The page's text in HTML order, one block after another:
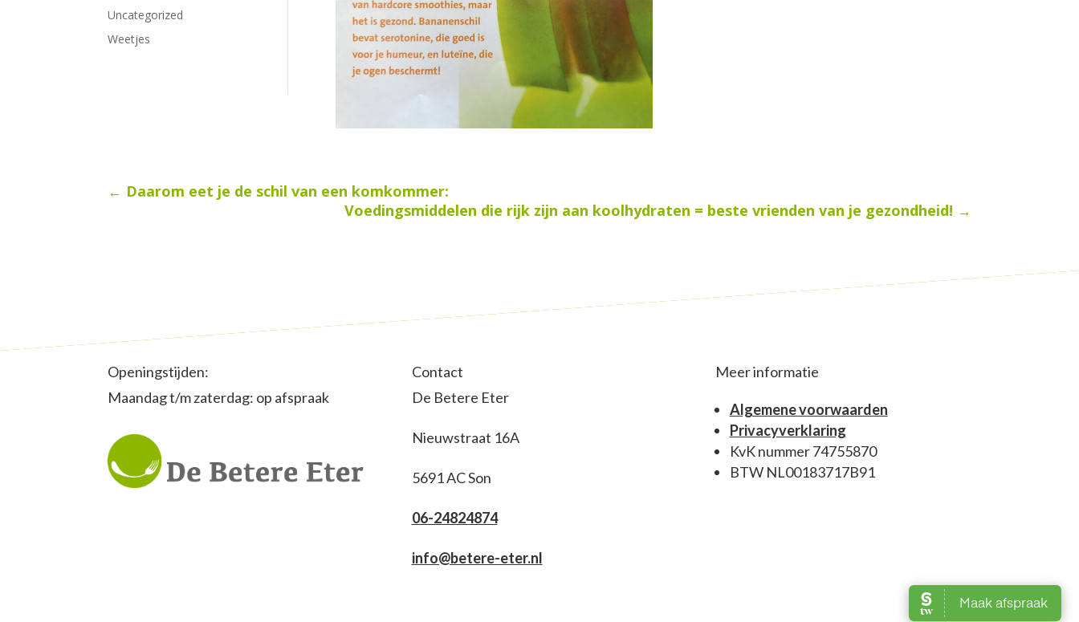
Uncategorized
Weetjes
← Daarom eet je de schil van een komkommer:
Voedingsmiddelen die rijk zijn aan koolhydraten = beste vrienden van je gezondheid! →
Openingstijden:
Maandag t/m zaterdag: op afspraak
Contact
De Betere Eter
Nieuwstraat 16A
5691 AC Son
06-24824874
info@betere-eter.nl
Meer informatie
Algemene voorwaarden
Privacyverklaring
KvK nummer 74755870
BTW NL00183717B91